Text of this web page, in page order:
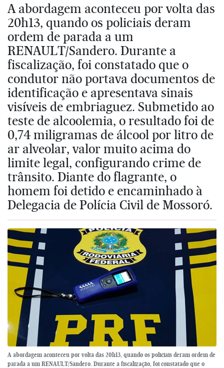
A abordagem aconteceu por volta das
20h13, quando os policiais deram
ordem de parada a um
RENAULT/Sandero. Durante a
fiscalização, foi constatado que o
condutor não portava documentos de
identificação e apresentava sinais
visíveis de embriaguez. Submetido ao
teste de alcoolemia, o resultado foi de
0,74 miligramas de álcool por litro de
ar alveolar, valor muito acima do
limite legal, configurando crime de
trânsito. Diante do flagrante, o
homem foi detido e encaminhado à
Delegacia de Polícia Civil de Mossoró.
A abordagem aconteceu por volta das 20h13, quando os policiais deram ordem de
parada a um RENAULT/Sandero. Durante a fiscalização, foi constatado que o